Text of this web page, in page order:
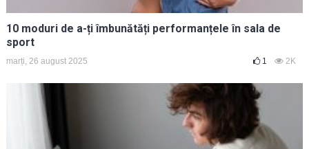
10 moduri de a-ți îmbunătăți performanțele în sala de
sport
marți, 26 august 2025 1 2K